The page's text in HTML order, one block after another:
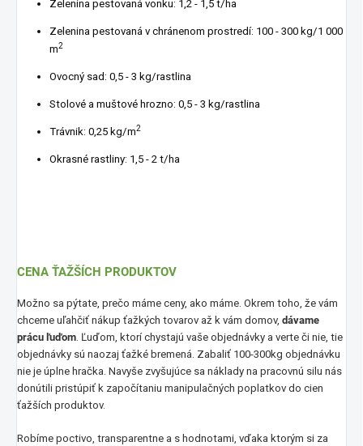
Zelenina pestovaná vonku: 1,2 - 1,5 t/ha
Zelenina pestovaná v chránenom prostredí: 100 - 300 kg/1 000
m2
Ovocný sad: 0,5 - 3 kg/rastlina
Stolové a muštové hrozno: 0,5 - 3 kg/rastlina
Trávnik: 0,25 kg/m2
Okrasné rastliny: 1,5 - 2 t/ha
CENA ŤAŽŠÍCH PRODUKTOV
Možno sa pýtate, prečo máme ceny, ako máme. Okrem toho, že vám
chceme uľahčiť nákup ťažkých tovarov až k vám domov, dávame
prácu ľuďom. Ľuďom, ktorí chystajú vaše objednávky a verte či nie, tie
objednávky sú naozaj ťažké bremená. Zabaliť 100-300kg objednávku
nie je úplne hračka. Navyše zvyšujúce sa náklady na pracovnú silu nás
donútili pristúpiť k započítaniu manipulačných poplatkov do cien
ťažších produktov.
Robíme poctivo, transparentne a s hodnotami, vďaka ktorým si za